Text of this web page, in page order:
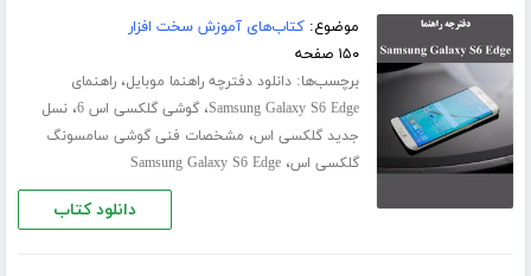
موضوع:کتاب‌های آموزش سخت افزار
۱۵۰ صفحه
برچسب‌ها:دانلود دفترچه راهنما موبایل،راهنمای
Samsung Galaxy S6 Edge،گوشی گلکسی اس 6 ،نسل
جدید گلکسی اس، مشخصات فنی گوشی سامسونگ
گلکسی اس،Samsung Galaxy S6 Edge
دانلود کتاب